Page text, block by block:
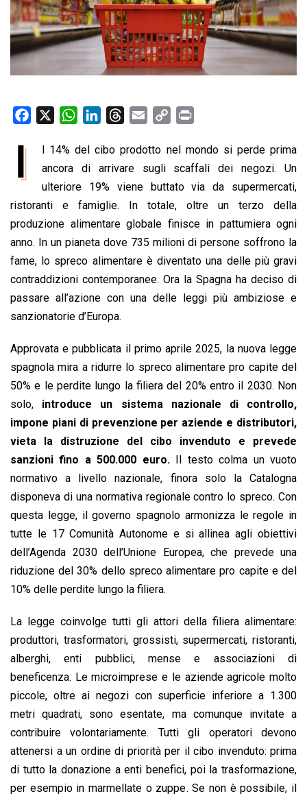
o
o
k
W
a
s
A
p
p
n
k
e
d
I
n
r
e
a
d
s
a
i
p
y
L
i
n
k
i
n
t
I
l 14% del cibo prodotto nel mondo si perde prima
ancora di arrivare sugli scaffali dei negozi. Un
ulteriore 19% viene buttato via da supermercati,
ristoranti e famiglie. In totale, oltre un terzo della
produzione alimentare globale finisce in pattumiera ogni
anno. In un pianeta dove 735 milioni di persone soffrono la
fame, lo spreco alimentare è diventato una delle più gravi
contraddizioni contemporanee. Ora la Spagna ha deciso di
passare all’azione con una delle leggi più ambiziose e
sanzionatorie d’Europa.
Approvata e pubblicata il primo aprile 2025, la nuova legge
spagnola mira a ridurre lo spreco alimentare pro capite del
50% e le perdite lungo la filiera del 20% entro il 2030. Non
solo, introduce un sistema nazionale di controllo,
impone piani di prevenzione per aziende e distributori,
vieta la distruzione del cibo invenduto e prevede
sanzioni fino a 500.000 euro.Il testo colma un vuoto
normativo a livello nazionale, finora solo la Catalogna
disponeva di una normativa regionale contro lo spreco. Con
questa legge, il governo spagnolo armonizza le regole in
tutte le 17 Comunità Autonome e si allinea agli obiettivi
dell’Agenda 2030 dell’Unione Europea, che prevede una
riduzione del 30% dello spreco alimentare pro capite e del
10% delle perdite lungo la filiera.
La legge coinvolge tutti gli attori della filiera alimentare:
produttori, trasformatori, grossisti, supermercati, ristoranti,
alberghi, enti pubblici, mense e associazioni di
beneficenza. Le microimprese e le aziende agricole molto
piccole, oltre ai negozi con superficie inferiore a 1.300
metri quadrati, sono esentate, ma comunque invitate a
contribuire volontariamente. Tutti gli operatori devono
attenersi a un ordine di priorità per il cibo invenduto: prima
di tutto la donazione a enti benefici, poi la trasformazione,
per esempio in marmellate o zuppe. Se non è possibile, il